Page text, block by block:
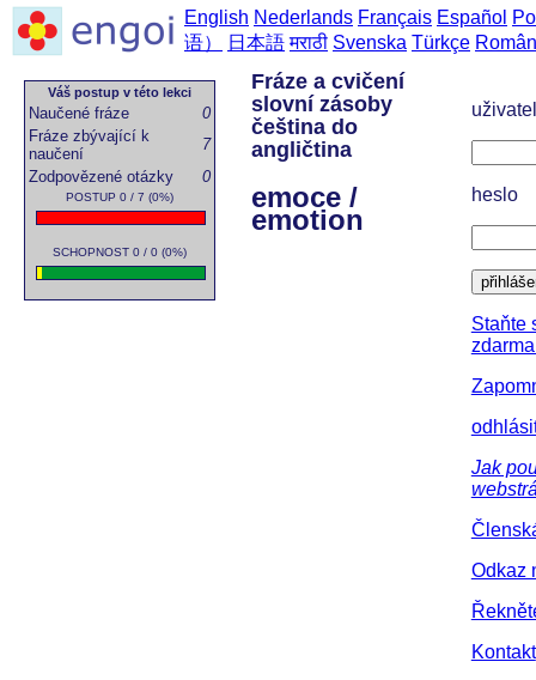
English Nederlands Français Español
语）
日本語 मराठी Svenska Türkçe
heslo
Staňte
Jak
Odkaz
Kontakt
Váš postup v této lekci
Naučené fráze
0
Fráze zbývající k
naučení
7
Zodpovězené otázky
0
POSTUP 0 / 7 (0%)
SCHOPNOST 0 / 0 (0%)
Fráze a cvičení
slovní zásoby
čeština do
angličtina
emoce /
emotion